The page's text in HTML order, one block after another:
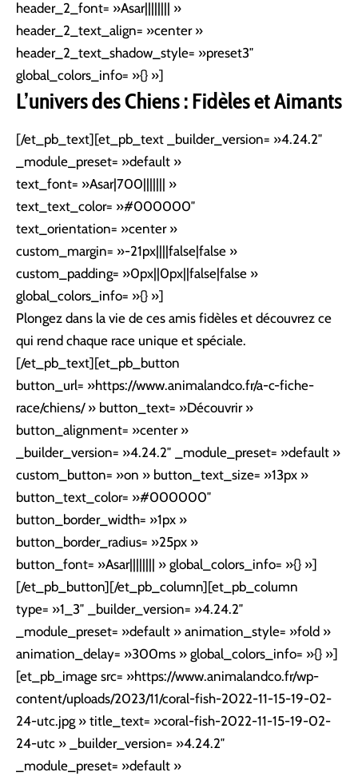
header_2_font= »Asar|||||||| »
header_2_text_align= »center »
header_2_text_shadow_style= »preset3″
global_colors_info= »{} »]
L’univers des Chiens : Fidèles et Aimants
[/et_pb_text][et_pb_text _builder_version= »4.24.2″
_module_preset= »default »
text_font= »Asar|700||||||| »
text_text_color= »#000000″
text_orientation= »center »
custom_margin= »-21px||||false|false »
custom_padding= »0px||0px||false|false »
global_colors_info= »{} »]
Plongez dans la vie de ces amis fidèles et découvrez ce
qui rend chaque race unique et spéciale.
[/et_pb_text][et_pb_button
button_url= »https://www.animalandco.fr/a-c-fiche-
race/chiens/ » button_text= »Découvrir »
button_alignment= »center »
_builder_version= »4.24.2″ _module_preset= »default »
custom_button= »on » button_text_size= »13px »
button_text_color= »#000000″
button_border_width= »1px »
button_border_radius= »25px »
button_font= »Asar|||||||| » global_colors_info= »{} »]
[/et_pb_button][/et_pb_column][et_pb_column
type= »1_3″ _builder_version= »4.24.2″
_module_preset= »default » animation_style= »fold »
animation_delay= »300ms » global_colors_info= »{} »]
[et_pb_image src= »https://www.animalandco.fr/wp-
content/uploads/2023/11/coral-fish-2022-11-15-19-02-
24-utc.jpg » title_text= »coral-fish-2022-11-15-19-02-
24-utc » _builder_version= »4.24.2″
_module_preset= »default »